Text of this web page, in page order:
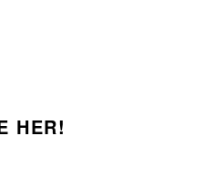
HER!